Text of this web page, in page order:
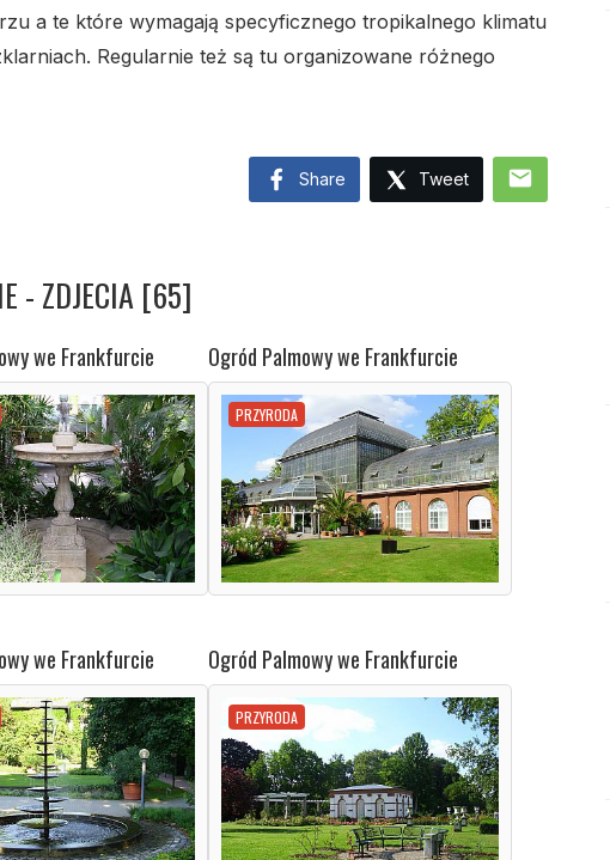
a te które wymagają specyficznego tropikalnego klimatu
Regularnie też są tu organizowane różnego
Share Tweet mail
- ZDJECIA [65]
we Frankfurcie Ogród Palmowy we Frankfurcie
PRZYRODA
we Frankfurcie Ogród Palmowy we Frankfurcie
PRZYRODA